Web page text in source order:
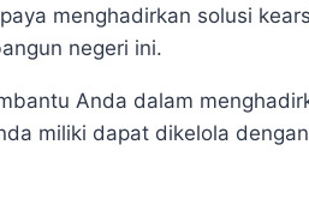
menghadirkan solusi
negeri ini.
Anda dalam
miliki dapat dikelola